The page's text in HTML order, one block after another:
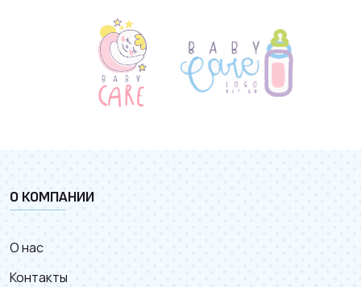
О КОМПАНИИ
О нас
Контакты